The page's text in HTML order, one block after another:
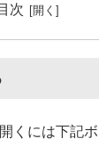
次
くには下記